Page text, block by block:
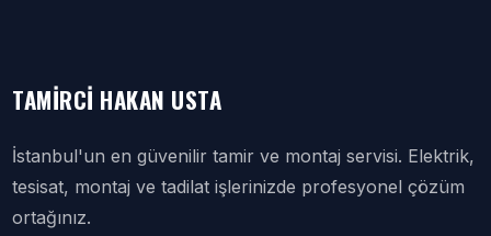
TAMIRCI HAKAN USTA
İstanbul'un en güvenilir tamir ve montaj servisi. Elektrik,
tesisat, montaj ve tadilat işlerinizde profesyonel çözüm
ortağınız.